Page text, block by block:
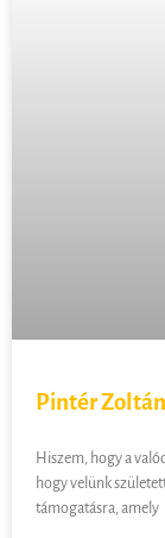
Pintér Zoltán
Hiszem, hogy a
hogy velünk
támogatásra, amely